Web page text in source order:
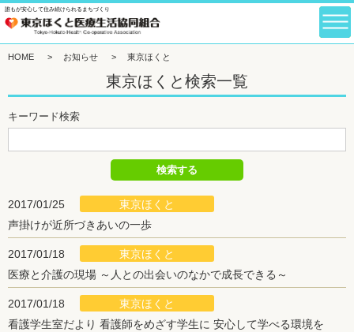
誰もが安心して住み続けられるまちづくり
HOME > お知らせ > 東京ほくと
東京ほくと検索一覧
キーワード検索
2017/01/25
東京ほくと
声掛けが近所づきあいの一歩
2017/01/18
東京ほくと
医療と介護の現場 ～人との出会いのなかで成長できる～
2017/01/18
東京ほくと
看護学生室だより 看護師をめざす学生に 安心して学べる環境を